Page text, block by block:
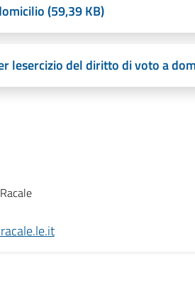
(59,39 KB)
lesercizio del diritto di voto a